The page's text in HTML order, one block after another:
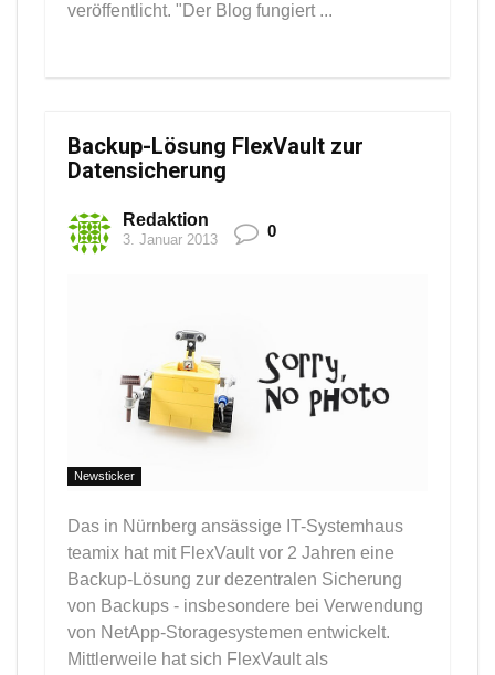
veröffentlicht. "Der Blog fungiert ...
Backup-Lösung FlexVault zur
Datensicherung
Redaktion
3. Januar 2013 0
Newsticker
Das in Nürnberg ansässige IT-Systemhaus
teamix hat mit FlexVault vor 2 Jahren eine
Backup-Lösung zur dezentralen Sicherung
von Backups - insbesondere bei Verwendung
von NetApp-Storagesystemen entwickelt.
Mittlerweile hat sich FlexVault als